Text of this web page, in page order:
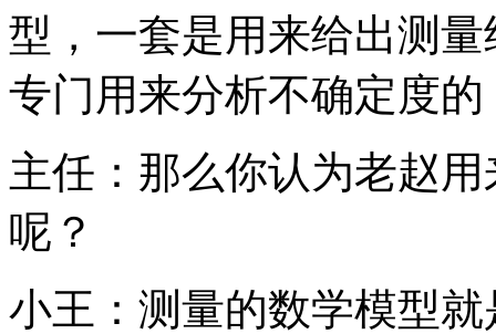
型，一套是用来给出测
专门用来分析不确定度
主任：那么你认为老赵
呢？
小王：测量的数学模型